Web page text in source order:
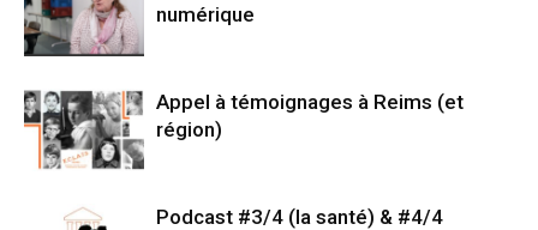
numérique
Appel à témoignages à Reims (et
région)
Podcast #3/4 (la santé) & #4/4